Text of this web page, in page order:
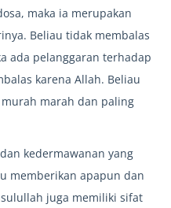
maka ia merupakan
Beliau tidak membalas
ada pelanggaran terhadap
karena Allah. Beliau
marah dan paling
kedermawanan yang
memberikan apapun dan
juga memiliki sifat